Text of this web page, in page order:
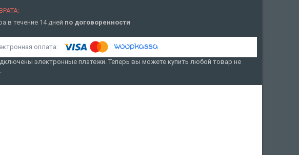
в течение 14 дней по договоренности
электронные платежи. Теперь вы можете купить любой товар не